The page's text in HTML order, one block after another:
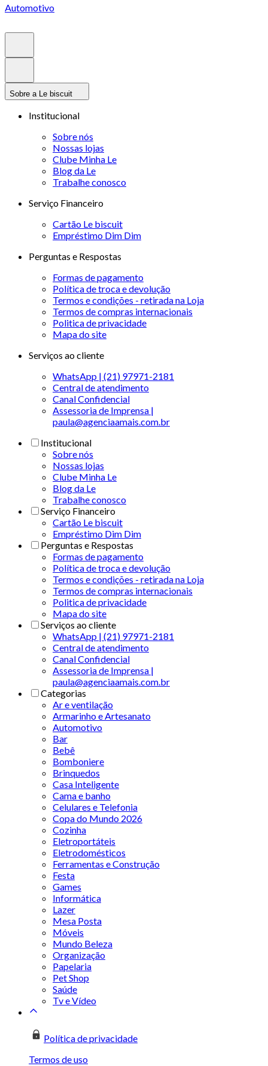
Automotivo
Sobre a Le biscuit
Institucional
Sobre nós
Nossas lojas
Clube Minha Le
Blog da Le
Trabalhe conosco
Serviço Financeiro
Cartão Le biscuit
Empréstimo Dim Dim
Perguntas e Respostas
Formas de pagamento
Política de troca e devolução
Termos e condições - retirada na Loja
Termos de compras internacionais
Politica de privacidade
Mapa do site
Serviços ao cliente
WhatsApp | (21) 97971-2181
Central de atendimento
Canal Confidencial
Assessoria de Imprensa |
paula@agenciaamais.com.br
Institucional
Sobre nós
Nossas lojas
Clube Minha Le
Blog da Le
Trabalhe conosco
Serviço Financeiro
Cartão Le biscuit
Empréstimo Dim Dim
Perguntas e Respostas
Formas de pagamento
Política de troca e devolução
Termos e condições - retirada na Loja
Termos de compras internacionais
Politica de privacidade
Mapa do site
Serviços ao cliente
WhatsApp | (21) 97971-2181
Central de atendimento
Canal Confidencial
Assessoria de Imprensa |
paula@agenciaamais.com.br
Categorias
Ar e ventilação
Armarinho e Artesanato
Automotivo
Bar
Bebê
Bomboniere
Brinquedos
Casa Inteligente
Cama e banho
Celulares e Telefonia
Copa do Mundo 2026
Cozinha
Eletroportáteis
Eletrodomésticos
Ferramentas e Construção
Festa
Games
Informática
Lazer
Mesa Posta
Móveis
Mundo Beleza
Organização
Papelaria
Pet Shop
Saúde
Tv e Vídeo
Política de privacidade
Termos de uso